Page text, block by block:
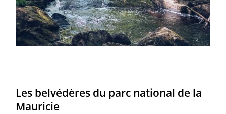
Les belvédères du parc national de la
Mauricie